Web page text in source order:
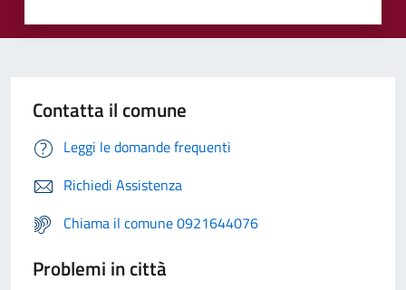
Contatta il comune
Leggi le domande frequenti
Richiedi Assistenza
Chiama il comune 0921644076
Problemi in città